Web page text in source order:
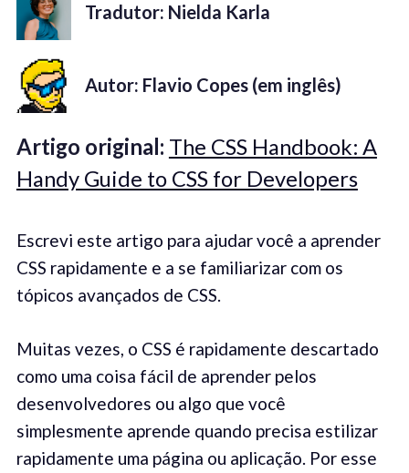
Tradutor: Nielda Karla
Autor: Flavio Copes (em inglês)
Artigo original: The CSS Handbook: A
Handy Guide to CSS for Developers
Escrevi este artigo para ajudar você a aprender
CSS rapidamente e a se familiarizar com os
tópicos avançados de CSS.
Muitas vezes, o CSS é rapidamente descartado
como uma coisa fácil de aprender pelos
desenvolvedores ou algo que você
simplesmente aprende quando precisa estilizar
rapidamente uma página ou aplicação. Por esse